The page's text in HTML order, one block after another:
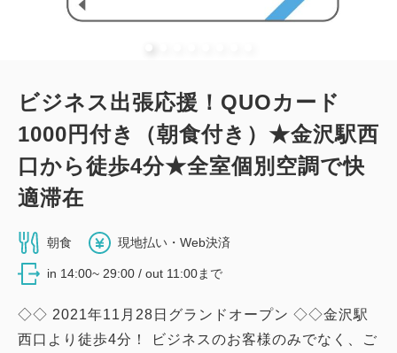
1
ビジネス出張応援！QUOカード
1000円付き（朝食付き）★金沢駅西
口から徒歩4分★全室個別空調で快
適滞在
朝食 現地払い・Web決済
in 14:00~ 29:00 / out 11:00まで
◇◇ 2021年11月28日グランドオープン ◇◇金沢駅
西口より徒歩4分！ ビジネスのお客様のみでなく、ご